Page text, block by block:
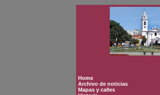
Home
Archivo de noticias
Mapas y calles